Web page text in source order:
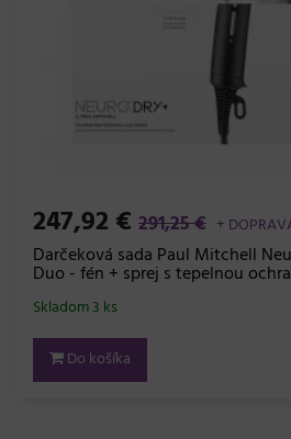
247,92 € 291,25 € +
Darčeková sada Paul Mitchell
Duo - fén + sprej s tepelnou
Skladom 3 ks
Do košíka